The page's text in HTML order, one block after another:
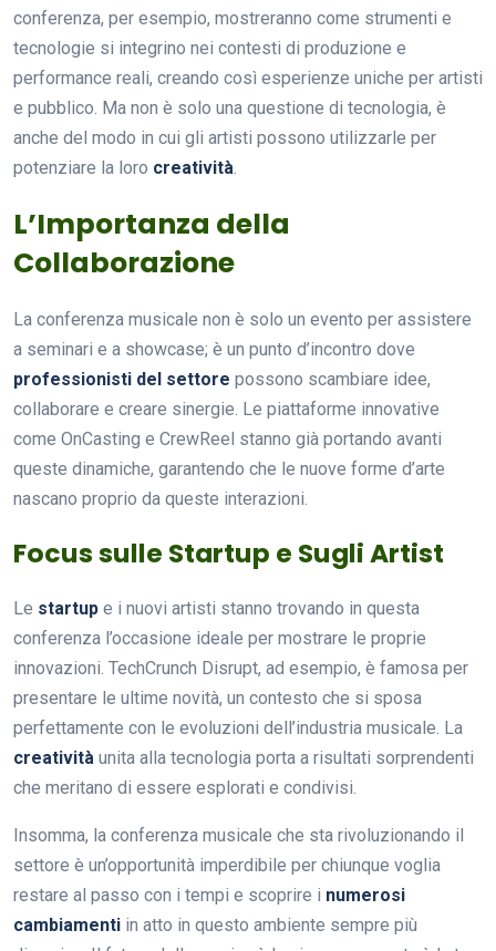
conferenza, per esempio, mostreranno come strumenti e
tecnologie si integrino nei contesti di produzione e
performance reali, creando così esperienze uniche per artisti
e pubblico. Ma non è solo una questione di tecnologia, è
anche del modo in cui gli artisti possono utilizzarle per
potenziare la loro creatività.
L’Importanza della
Collaborazione
La conferenza musicale non è solo un evento per assistere
a seminari e a showcase; è un punto d’incontro dove
professionisti del settore possono scambiare idee,
collaborare e creare sinergie. Le piattaforme innovative
come OnCasting e CrewReel stanno già portando avanti
queste dinamiche, garantendo che le nuove forme d’arte
nascano proprio da queste interazioni.
Focus sulle Startup e Sugli Artist
Le startup e i nuovi artisti stanno trovando in questa
conferenza l’occasione ideale per mostrare le proprie
innovazioni. TechCrunch Disrupt, ad esempio, è famosa per
presentare le ultime novità, un contesto che si sposa
perfettamente con le evoluzioni dell’industria musicale. La
creatività unita alla tecnologia porta a risultati sorprendenti
che meritano di essere esplorati e condivisi.
Insomma, la conferenza musicale che sta rivoluzionando il
settore è un’opportunità imperdibile per chiunque voglia
restare al passo con i tempi e scoprire i numerosi
cambiamenti in atto in questo ambiente sempre più